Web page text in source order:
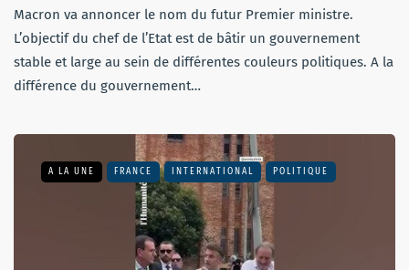
Macron va annoncer le nom du futur Premier ministre.
L’objectif du chef de l’Etat est de bâtir un gouvernement
stable et large au sein de différentes couleurs politiques. A la
différence du gouvernement…
A LA UNE FRANCE INTERNATIONAL POLITIQUE